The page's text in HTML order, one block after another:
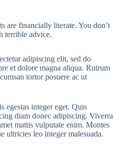
are financially literate. You don’t
terrible advice.
adipiscing elit, sed do
et dolore magna aliqua. Rutrum
tortor posuere ac ut
egestas integer eget. Quis
diam donec adipiscing. Viverra
mattis vulputate enim. Montes
ultricies leo integer malesuada.